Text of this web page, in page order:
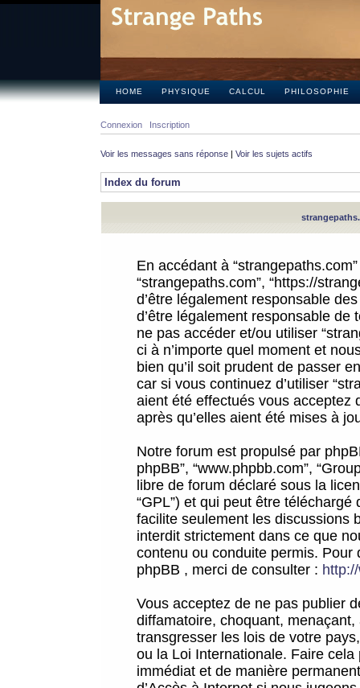
HOME PHYSIQUE CALCUL PHILOSOPHIE
Connexion Inscription
Voir les messages sans réponse | Voir les sujets actifs
Index du forum
En accédant à
“strangepaths.com”, “https://
d’être légalement responsable
d’être légalement responsable
ne pas accéder et/ou utiliser
ci à n’importe quel moment et
bien qu’il soit prudent de passer
car si vous continuez d’utiliser
aient été effectués vous acceptez
après qu’elles aient été mises à
Notre forum est propulsé par
phpBB”, “www.phpbb.com”,
libre de forum déclaré sous la
“GPL”) et qui peut être téléchargé
facilite seulement les discussions
interdit strictement dans ce que
contenu ou conduite permis.
phpBB , merci de consulter :
Vous acceptez de ne pas publier
diffamatoire, choquant,
transgresser les lois de votre
ou la Loi Internationale. Faire
immédiat et de manière